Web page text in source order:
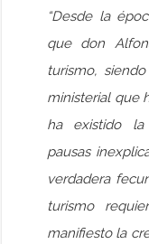
“Desde la
que don
turismo,
ministerial que
ha existido la
pausas
verdadera
turismo
manifiesto la